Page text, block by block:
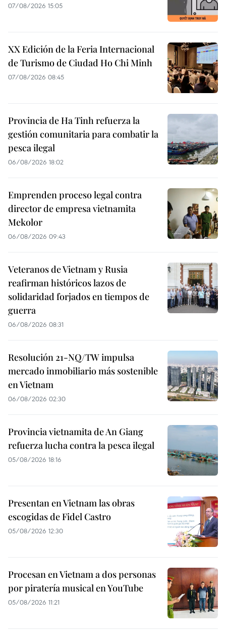
07/08/2026 15:05
XX Edición de la Feria Internacional
de Turismo de Ciudad Ho Chi Minh
07/08/2026 08:45
Provincia de Ha Tinh refuerza la
gestión comunitaria para combatir la
pesca ilegal
06/08/2026 18:02
Emprenden proceso legal contra
director de empresa vietnamita
Mekolor
06/08/2026 09:43
Veteranos de Vietnam y Rusia
reafirman históricos lazos de
solidaridad forjados en tiempos de
guerra
06/08/2026 08:31
Resolución 21-NQ/TW impulsa
mercado inmobiliario más sostenible
en Vietnam
06/08/2026 02:30
Provincia vietnamita de An Giang
refuerza lucha contra la pesca ilegal
05/08/2026 18:16
Presentan en Vietnam las obras
escogidas de Fidel Castro
05/08/2026 12:30
Procesan en Vietnam a dos personas
por piratería musical en YouTube
05/08/2026 11:21